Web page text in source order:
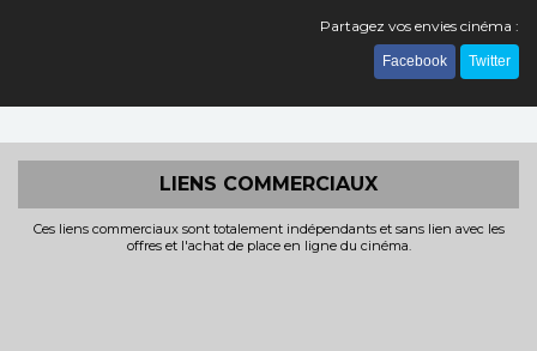
Partagez vos envies cinéma :
Facebook Twitter
LIENS COMMERCIAUX
Ces liens commerciaux sont totalement indépendants et sans lien avec les
offres et l'achat de place en ligne du cinéma.